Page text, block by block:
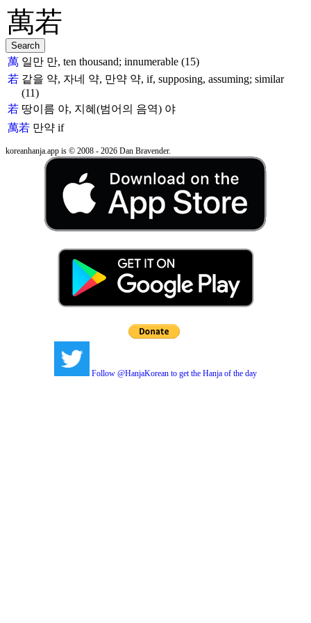
萬 일만 만, ten thousand; innumerable (15)
若 같을 약, 자네 약, 만약 약, if, supposing, assuming; similar
(11)
若 땅이름 야, 지혜(범어의 음역) 야
萬若 만약 if
koreanhanja.app is © 2008 - 2026 Dan Bravender.
Follow @HanjaKorean to get the Hanja of the day